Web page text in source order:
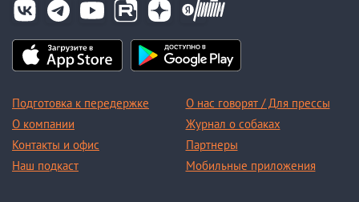
Подготовка к передержке
О компании
Контакты и офис
Наш подкаст
О нас говорят / Для прессы
Журнал о собаках
Партнеры
Мобильные приложения